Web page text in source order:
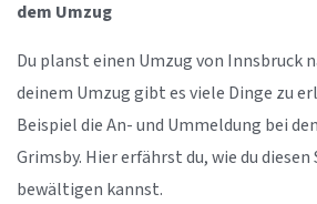
dem Umzug
Du planst einen Umzug von Innsbruck
deinem Umzug gibt es viele Dinge zu
Beispiel die An- und Ummeldung bei
Grimsby. Hier erfährst du, wie du
bewältigen kannst.